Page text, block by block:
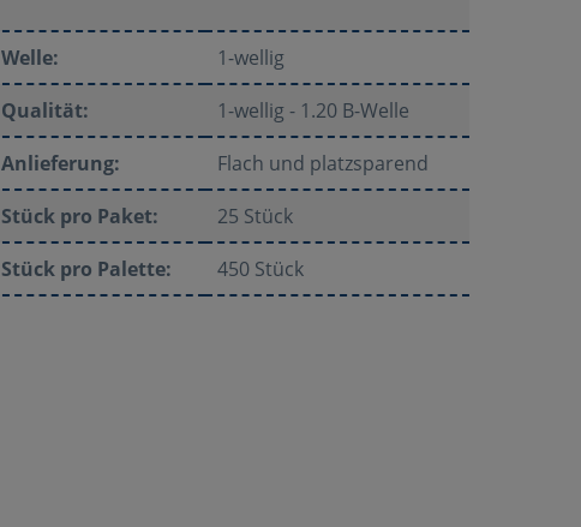
Welle:
1-wellig
Qualität:
1-wellig - 1.20 B-Welle
Anlieferung:
Flach und platzsparend
Stück pro Paket:
25 Stück
Stück pro Palette:
450 Stück